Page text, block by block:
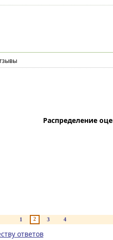
Распределение
1 2 3 4
ответов